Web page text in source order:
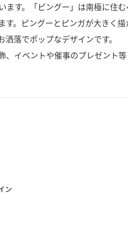
す。「ピングー」は南極に住
。ピングーとピンガが大きく
落でポップなデザインです。
イベントや催事のプレゼント等
ン